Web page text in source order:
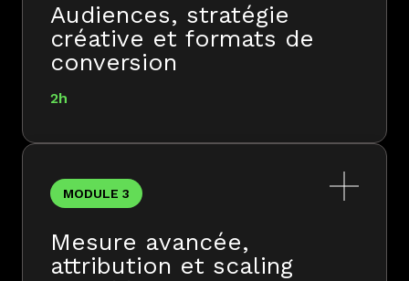
Audiences, stratégie
créative et formats de
conversion
2h
En savoir plus
Objectif
Construire une stratégie d'audiences
avancée et un système de tests créatifs
MODULE 3
Mesure avancée,
attribution et scaling